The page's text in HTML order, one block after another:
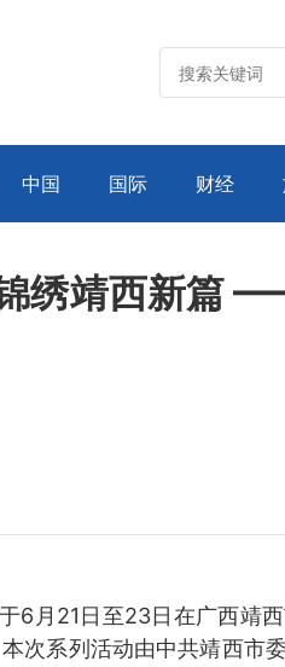
中国 国际 财经
绣靖西新篇
6月21日至23日在广西靖
次系列活动由中共靖西市